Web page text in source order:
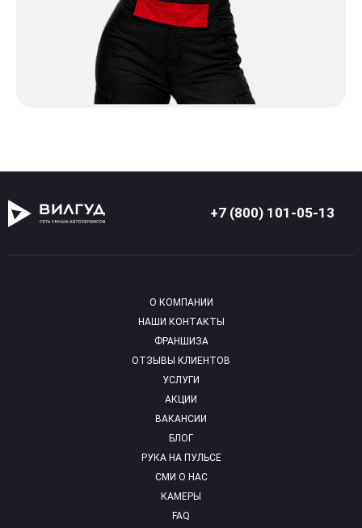
+7 (800) 101-05-13
О КОМПАНИИ
НАШИ КОНТАКТЫ
ФРАНШИЗА
ОТЗЫВЫ КЛИЕНТОВ
УСЛУГИ
АКЦИИ
ВАКАНСИИ
БЛОГ
РУКА НА ПУЛЬСЕ
СМИ О НАС
КАМЕРЫ
FAQ